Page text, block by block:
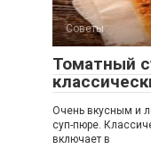
Советы
Томатный
Очень вкусным и
суп-пюре.
включает в